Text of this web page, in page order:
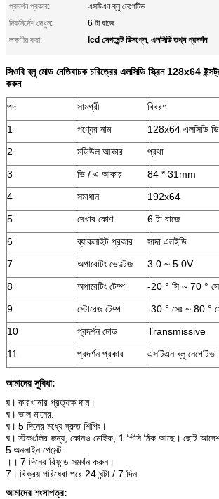
প্রদর্শন প্রকার:
এসটিএন ব্লু নেগেটিভ
দিকনির্দেশ দেখুন:
6 টা বাজে
লক্ষণীয় করা:
lcd সেগমেন্ট ডিসপ্লে, এলসিডি তথ্য প্রদর্শন
সিওবি ব্লু মোড নেতিবাচক চরিত্রের এলসিডি স্ক্রিন 128x64
করুন
পদ সামগ্রী
বিবরণ
1
পণ্যের নাম
128x64 এলসিডি
2
মডিউল আকার
প্রথা
3
ভি / এ আকার
84 * 31mm
4
সমাধান
192x64
5
দেখার কোণ
6 টা বাজে
6
ব্যাকলাইট প্রকার
সাদা এলইডি
7
অপারেটিং ভোল্টেজ
3.0 ~ 5.0V
8
অপারেটিং টেম্প
-20 ° সি ~ 70 °
9
স্টোরেজ টেম্প
-30 ° সেঃ ~ 80 °
10
প্রদর্শন মোড
Transmissive
11
প্রদর্শন প্রকার এসটিএন ব্লু নেগেটিভ
আমাদের সুবিধা:
ঘ। কারখানার প্রত্যক্ষ দাম।
ঘ। ভাল মানের.
ঘ। 5 দিনের মধ্যে দ্রুত শিপিং।
ঘ। স্টকগুলির জন্য, কোনও মোইক, 1 পিসি ঠিক আছে। ছোট আদেশ
5অনলাইন পেমেন্ট.
।। 7 দিনের রিফান্ড সমর্থন করুন।
7। বিক্রয় পরিষেবা পরে 24 ঘন্টা / 7 দিন
আমাদের শংসাপত্র: